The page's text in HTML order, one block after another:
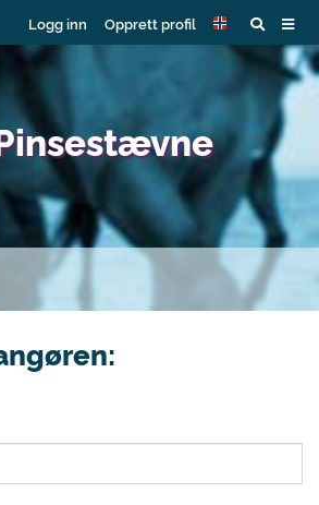
Logg inn Opprett profil